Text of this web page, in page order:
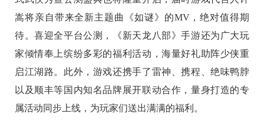
嵩将亲自带来全新主题曲《如谜》的MV，绝对值得期
待。喜迎全平台公测，《新天龙八部》手游还为广大玩
家倾情奉上缤纷多彩的福利活动，海量好礼助阵少侠重
启江湖路。此外，游戏还携手了雷神、携程、绝味鸭脖
以及顺丰等国内知名品牌展开联动合作，量身打造的专
属活动同步上线，为玩家们送出满满的福利。